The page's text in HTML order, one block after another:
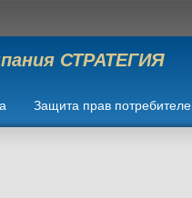
СТРАТЕГИЯ
Защита прав